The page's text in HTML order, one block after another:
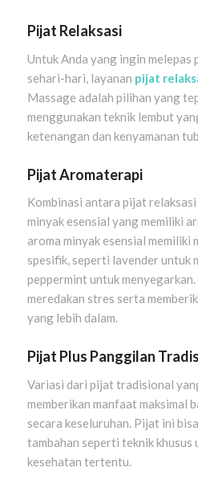
Pijat Relaksasi
Untuk Anda yang ingin
sehari-hari, layanan pijat
Massage adalah pilihan yang
menggunakan teknik lembut
ketenangan dan kenyamanan
Pijat Aromaterapi
Kombinasi antara pijat
minyak esensial yang memiliki
aroma minyak esensial memiliki
spesifik, seperti lavender untuk
peppermint untuk
meredakan stres serta
yang lebih dalam.
Pijat Plus Panggilan
Variasi dari pijat tradisional
memberikan manfaat maksimal
secara keseluruhan. Pijat ini
tambahan seperti teknik khusus
kesehatan tertentu.